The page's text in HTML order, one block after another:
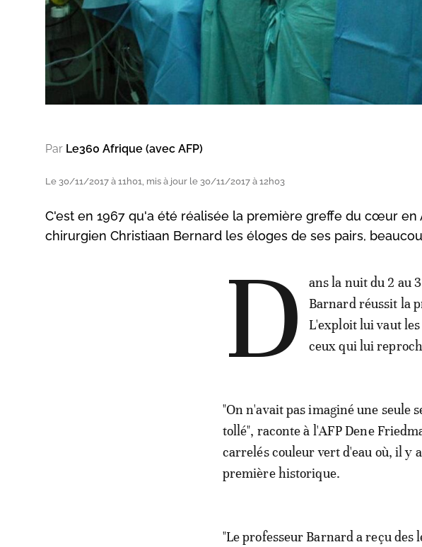
Par Le360 Afrique (avec AFP)
Le 30/11/2017 à 11h01, mis à jour le 30/11/2017 à 12h03
C'est en 1967 qu'a été réalisée la première greffe du cœur en
chirurgien Christiaan Bernard les éloges de ses pairs,
D
ans la nuit du 2 au
Barnard réussit la
L'exploit lui vaut les
ceux qui lui
"On n'avait pas imaginé une seule
tollé", raconte à l'AFP Dene
carrelés couleur vert d'eau où, il y
première historique.
"Le professeur Barnard a reçu